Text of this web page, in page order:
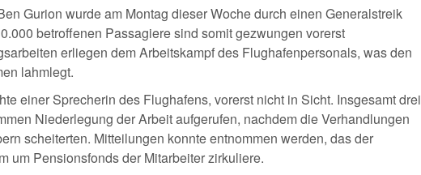
Gurion wurde am Montag dieser Woche durch einen Generalstreik
betroffenen Passagiere sind somit gezwungen vorerst
erliegen dem Arbeitskampf des Flughafenpersonals, was den
lahmlegt.
einer Sprecherin des Flughafens, vorerst nicht in Sicht. Insgesamt drei
Niederlegung der Arbeit aufgerufen, nachdem die Verhandlungen
scheiterten. Mitteilungen konnte entnommen werden, das der
um Pensionsfonds der Mitarbeiter zirkuliere.